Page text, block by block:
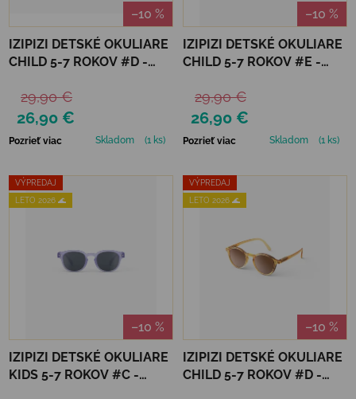
–10 %
IZIPIZI DETSKÉ OKULIARE
CHILD 5-7 ROKOV #D -
26,90 €
29,90 €
Pozrieť viac Skladom (1 ks)
–10 %
IZIPIZI DETSKÉ OKULIARE
CHILD 5-7 ROKOV #E -
26,90 €
29,90 €
Pozrieť viac Skladom (1 ks)
VÝPREDAJ
LETO 2026 🌊
–10 %
IZIPIZI DETSKÉ OKULIARE
KIDS 5-7 ROKOV #C -
VÝPREDAJ
LETO 2026 🌊
–10 %
IZIPIZI DETSKÉ OKULIARE
CHILD 5-7 ROKOV #D -